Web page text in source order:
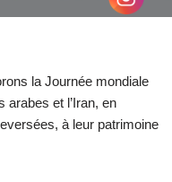
la Journée mondiale
arabes et l’Iran, en
à leur patrimoine